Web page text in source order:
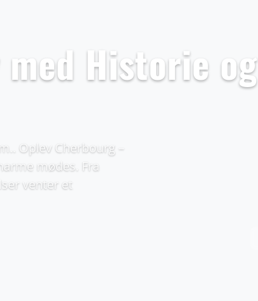
Historie og
Oplev Cherbourg –
mødes. Fra
venter et